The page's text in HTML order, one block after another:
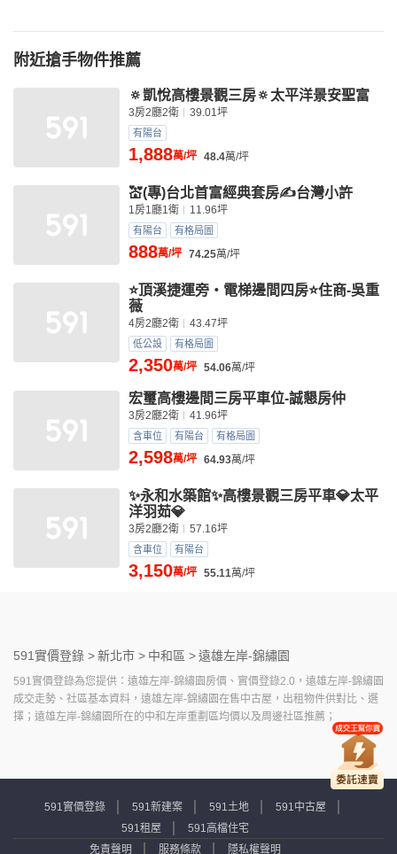
附近搶手物件推薦
🔅凱悅高樓景觀三房🔅太平洋景安聖富
3房2廳2衛 39.01坪
有陽台
1,888萬/坪 48.4萬/坪
💒(專)台北首富經典套房✍台灣小許
1房1廳1衛 11.96坪
有陽台 有格局圖
888萬/坪 74.25萬/坪
⭐頂溪捷運旁‧電梯邊間四房⭐住商-吳重
薇
4房2廳2衛 43.47坪
低公設 有格局圖
2,350萬/坪 54.06萬/坪
宏璽高樓邊間三房平車位-誠懇房仲
3房2廳2衛 41.96坪
含車位 有陽台 有格局圖
2,598萬/坪 64.93萬/坪
✨永和水築館✨高樓景觀三房平車💎太平
洋羽茹💎
3房2廳2衛 57.16坪
含車位 有陽台
3,150萬/坪 55.11萬/坪
591實價登錄 >新北市 > 中和區 >遠雄左岸-錦繡園
591實價登錄為您提供：遠雄左岸-錦繡園房價、實價登錄2.0，遠雄左岸-錦繡園
成交走勢、社區基本資料，遠雄左岸-錦繡園在售中古屋，出租物件供對比、選
擇；遠雄左岸-錦繡園所在的中和左岸重劃區均價以及周邊社區推薦；
591實價登錄 591新建案 591土地
591中古屋
591租屋
591高檔住宅
免責聲明
服務條款 隱私權聲明